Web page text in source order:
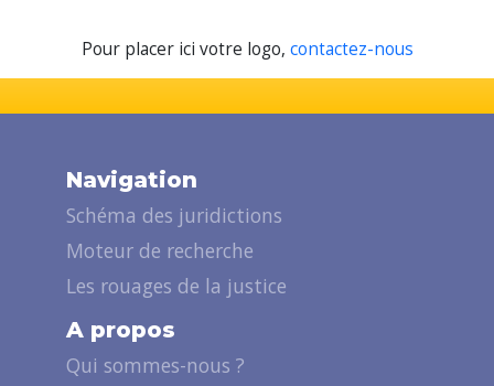
Pour placer ici votre logo, contactez-nous
Navigation
Schéma des juridictions
Moteur de recherche
Les rouages de la justice
A propos
Qui sommes-nous ?